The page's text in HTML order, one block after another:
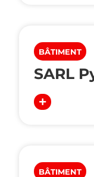
BÂTIMENT
SARL
BÂTIMENT